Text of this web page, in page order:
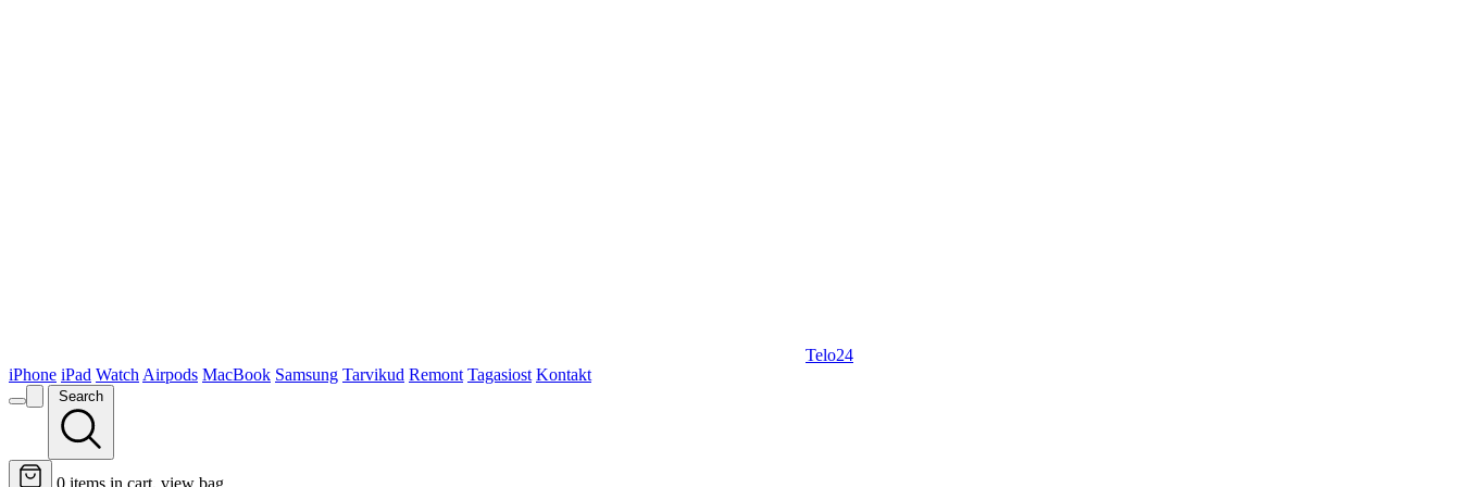
Telo24
iPhone iPad Watch Airpods MacBook Samsung Tarvikud Remont Tagasiost Kontakt
Search
0 items in cart, view bag